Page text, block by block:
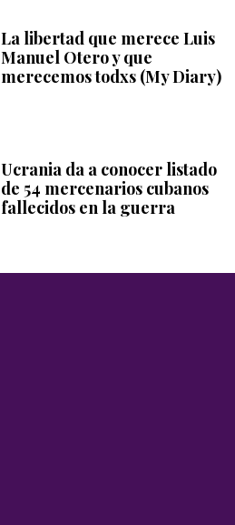
La libertad que merece Luis
Manuel Otero y que
merecemos todxs (My Diary)
Ucrania da a conocer listado
de 54 mercenarios cubanos
fallecidos en la guerra